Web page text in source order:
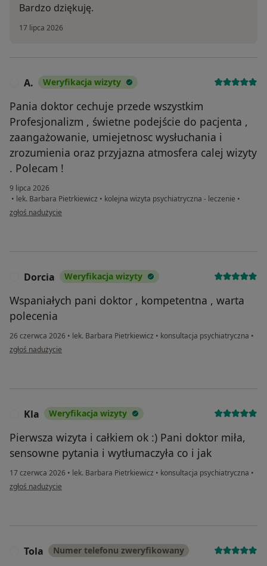
Bardzo dziękuję.
17 lipca 2026
A. Weryfikacja wizyty
Pania doktor cechuje przede wszystkim
Profesjonalizm , świetne podejście do pacjenta ,
zaangażowanie, umiejetnosc wysłuchania i
zrozumienia oraz przyjazna atmosfera calej wizyty
. Polecam !
9 lipca 2026
• lek. Barbara Pietrkiewicz • kolejna wizyta psychiatryczna - leczenie •
w opinii użytkownika A.
zgłoś nadużycie
Dorcia Weryfikacja wizyty
Wspaniałych pani doktor , kompetentna , warta
polecenia
26 czerwca 2026 • lek. Barbara Pietrkiewicz • konsultacja psychiatryczna •
w opinii użytkownika Dorcia
zgłoś nadużycie
Kla Weryfikacja wizyty
Pierwsza wizyta i całkiem ok :) Pani doktor miła,
sensowne pytania i wytłumaczyła co i jak
17 czerwca 2026 • lek. Barbara Pietrkiewicz • konsultacja psychiatryczna •
w opinii użytkownika Kla
zgłoś nadużycie
Tola Numer telefonu zweryfikowany